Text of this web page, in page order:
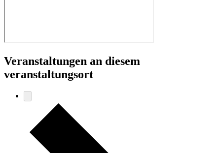
Veranstaltungen an diesem
veranstaltungsort